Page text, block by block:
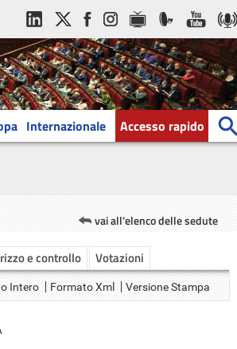
Internazionale Accesso rapido
vai all'elenco delle sedute
e controllo Votazioni
Intero Formato Xml Versione Stampa